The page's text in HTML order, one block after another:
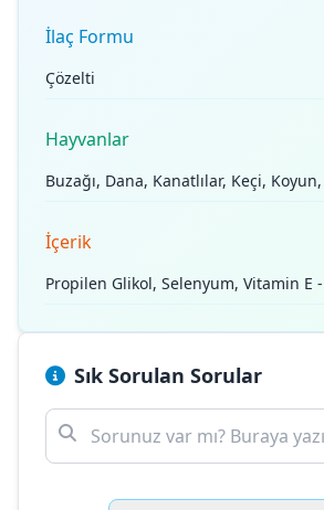
İlaç Formu
Çözelti
Hayvanlar
Buzağı, Dana, Kanatlılar, Keçi,
İçerik
Propilen Glikol, Selenyum, Vitamin E
Sık Sorulan Sorular